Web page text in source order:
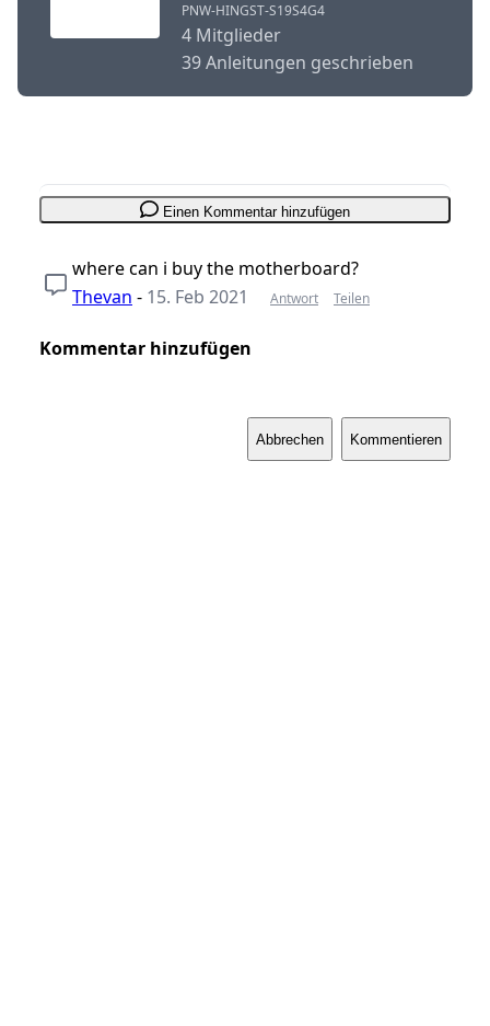
PNW-HINGST-S19S4G4
4 Mitglieder
39 Anleitungen geschrieben
Einen Kommentar hinzufügen
where can i buy the motherboard?
Thevan - 15. Feb 2021 Antwort Teilen
Kommentar hinzufügen
Abbrechen Kommentieren